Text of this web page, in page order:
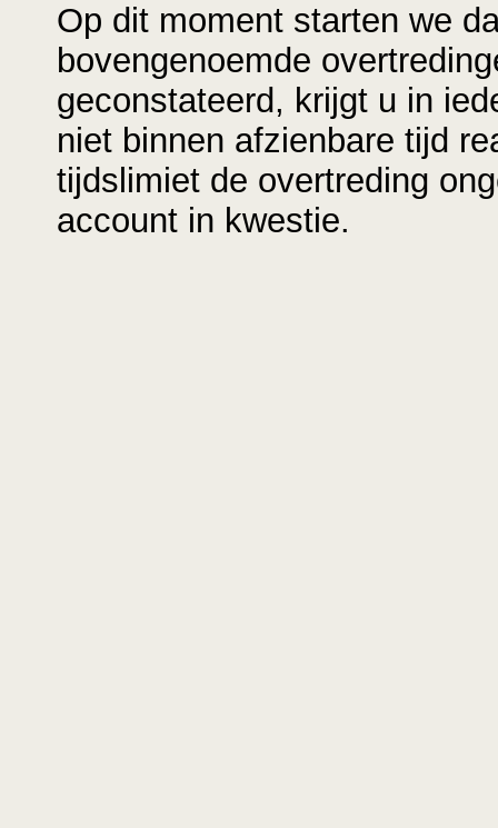
Op dit moment starten we
bovengenoemde
geconstateerd, krijgt u in
niet binnen afzienbare tijd
tijdslimiet de overtreding
account in kwestie.